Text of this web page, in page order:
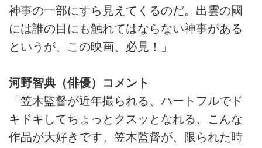
神事の一部にすら見えてくるのだ。出雲の國
には誰の目にも触れてはならない神事がある
というが、この映画、必見！」
河野智典（俳優）コメント
「笠木監督が近年撮られる、ハートフルでド
キドキしてちょっとクスッとなれる、こんな
作品が大好きです。笠木監督が、限られた時